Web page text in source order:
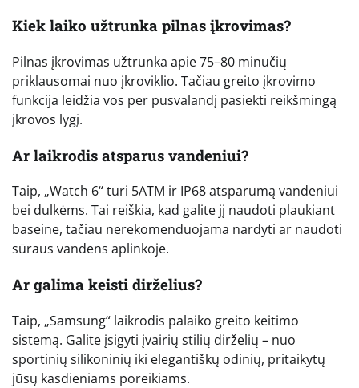
Kiek laiko užtrunka pilnas įkrovimas?
Pilnas įkrovimas užtrunka apie 75–80 minučių
priklausomai nuo įkroviklio. Tačiau greito įkrovimo
funkcija leidžia vos per pusvalandį pasiekti reikšmingą
įkrovos lygį.
Ar laikrodis atsparus vandeniui?
Taip, „Watch 6“ turi 5ATM ir IP68 atsparumą vandeniui
bei dulkėms. Tai reiškia, kad galite jį naudoti plaukiant
baseine, tačiau nerekomenduojama nardyti ar naudoti
sūraus vandens aplinkoje.
Ar galima keisti dirželius?
Taip, „Samsung“ laikrodis palaiko greito keitimo
sistemą. Galite įsigyti įvairių stilių dirželių – nuo
sportinių silikoninių iki elegantiškų odinių, pritaikytų
jūsų kasdieniams poreikiams.